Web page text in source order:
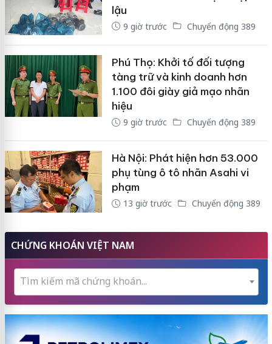
lậu
9 giờ trước Chuyển động 389
Phú Thọ: Khởi tố đối tượng
tàng trữ và kinh doanh hơn
1.100 đôi giày giả mạo nhãn
hiệu
9 giờ trước Chuyển động 389
Hà Nội: Phát hiện hơn 53.000
phụ tùng ô tô nhãn Asahi vi
phạm
13 giờ trước Chuyển động 389
CHỨNG KHOÁN VIỆT NAM
Tìm kiếm mã chứng khoán...